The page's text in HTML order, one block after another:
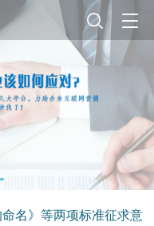
名》等两项标准征求意